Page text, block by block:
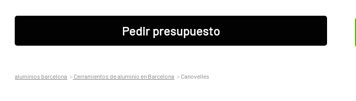
Pedir presupuesto
aluminios barcelona Cerramientos de aluminio en Barcelona Canovelles